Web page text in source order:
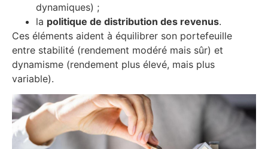
dynamiques) ;
la politique de distribution des revenus.
Ces éléments aident à équilibrer son portefeuille
entre stabilité (rendement modéré mais sûr) et
dynamisme (rendement plus élevé, mais plus
variable).